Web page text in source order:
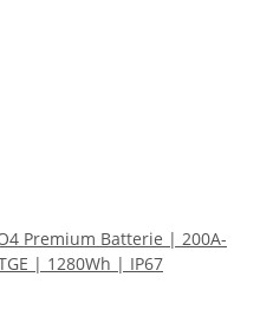
Premium Batterie | 200A-
| 1280Wh | IP67